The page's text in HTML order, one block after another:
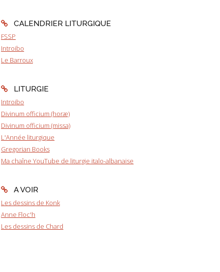
CALENDRIER LITURGIQUE
FSSP
Introibo
Le Barroux
LITURGIE
Introibo
Divinum officium (horæ)
Divinum officium (missa)
L'Année liturgique
Gregorian Books
Ma chaîne YouTube de liturgie italo-albanaise
A VOIR
Les dessins de Konk
Anne Floc'h
Les dessins de Chard